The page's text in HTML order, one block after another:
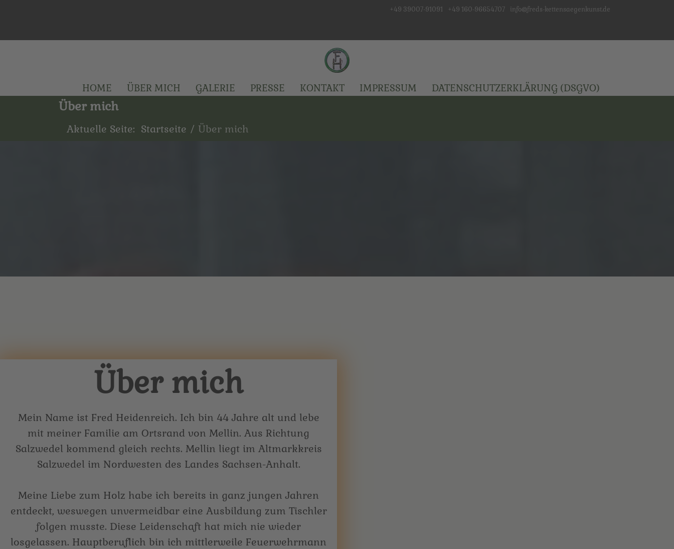
+49 39007-91091 +49 160-96654707 info@freds-kettensaegenkunst.de
HOME ÜBER MICH GALERIE PRESSE KONTAKT IMPRESSUM DATENSCHUTZERKLÄRUNG (DSGVO)
Über mich
Aktuelle Seite: Startseite Über mich
Über mich
Mein Name ist Fred Heidenreich. Ich bin 44 Jahre alt und lebe
mit meiner Familie am Ortsrand von Mellin. Aus Richtung
Salzwedel kommend gleich rechts. Mellin liegt im Altmarkkreis
Salzwedel im Nordwesten des Landes Sachsen-Anhalt.
Meine Liebe zum Holz habe ich bereits in ganz jungen Jahren
entdeckt, weswegen unvermeidbar eine Ausbildung zum Tischler
folgen musste. Diese Leidenschaft hat mich nie wieder
losgelassen. Hauptberuflich bin ich mittlerweile Feuerwehrmann